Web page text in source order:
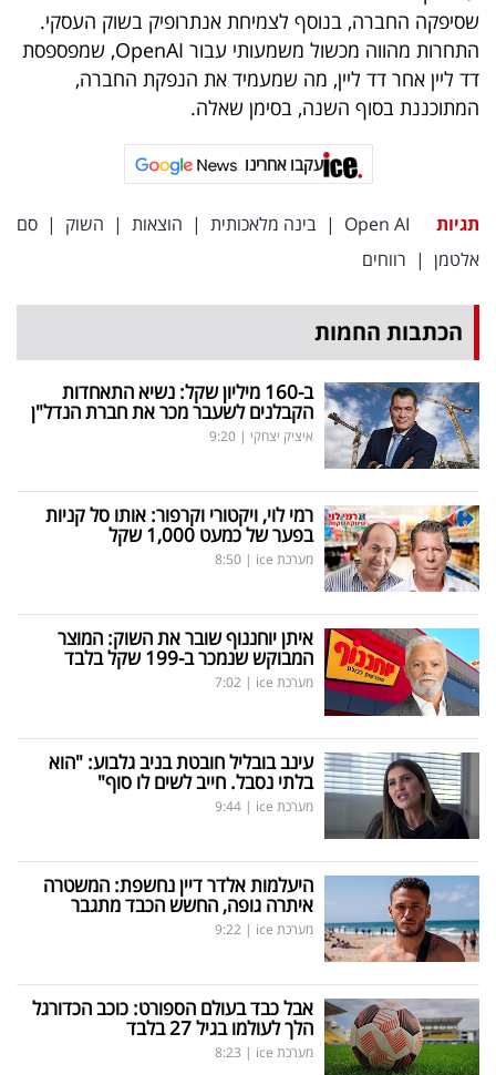
פרסמו
באייס
עקבו
שסיפקה החברה, בנוסף לצמיחת אנתרופיק בשוק העסקי.
התחרות מהווה מכשול משמעותי עבור OpenAI, שמפספסת
דד ליין אחר דד ליין, מה שמעמיד את הנפקת החברה,
המתוכננת בסוף השנה, בסימן שאלה.
עקבו אחרינו
תגיות Open AI
| בינה מלאכותית | הוצאות | השוק | סם
אלטמן | רווחים
הכתבות החמות
ב-160 מיליון שקל: נשיא התאחדות
הקבלנים לשעבר מכר את חברת הנדל"ן
איציק יצחקי |
9:20
רמי לוי, ויקטורי וקרפור: אותו סל קניות
בפער של כמעט 1,000 שקל
מערכת ice |
8:50
איתן יוחננוף שובר את השוק: המוצר
המבוקש שנמכר ב-199 שקל בלבד
מערכת ice |
7:02
עינב בובליל חובטת בניב גלבוע: "הוא
בלתי נסבל. חייב לשים לו סוף"
מערכת ice |
9:44
היעלמות אלדר דיין נחשפת: המשטרה
איתרה גופה, החשש הכבד מתגבר
מערכת ice |
9:22
אבל כבד בעולם הספורט: כוכב הכדורגל
הלך לעולמו בגיל 27 בלבד
מערכת ice |
8:23